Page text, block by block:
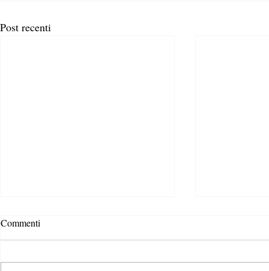
Post recenti
Commenti